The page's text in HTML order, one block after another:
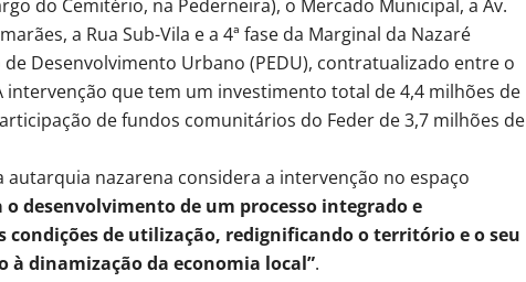
do Cemitério, na Pederneira), o Mercado Municipal, a Av.
a Rua Sub-Vila e a 4ª fase da Marginal da Nazaré
Desenvolvimento Urbano (PEDU), contratualizado entre o
intervenção que tem um investimento total de 4,4 milhões de
de fundos comunitários do Feder de 3,7 milhões de
autarquia nazarena considera a intervenção no espaço
o desenvolvimento de um processo integrado e
de utilização, redignificando o território e o seu
dinamização da economia local”.